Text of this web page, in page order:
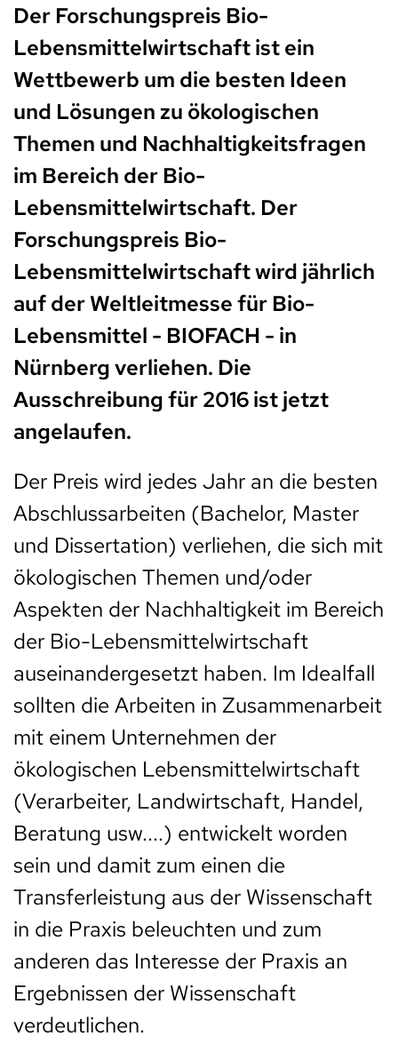
Der Forschungspreis Bio-
Lebensmittelwirtschaft ist ein
Wettbewerb um die besten Ideen
und Lösungen zu ökologischen
Themen und Nachhaltigkeitsfragen
im Bereich der Bio-
Lebensmittelwirtschaft. Der
Forschungspreis Bio-
Lebensmittelwirtschaft wird jährlich
auf der Weltleitmesse für Bio-
Lebensmittel - BIOFACH - in
Nürnberg verliehen. Die
Ausschreibung für 2016 ist jetzt
angelaufen.
Der Preis wird jedes Jahr an die besten
Abschlussarbeiten (Bachelor, Master
und Dissertation) verliehen, die sich mit
ökologischen Themen und/oder
Aspekten der Nachhaltigkeit im Bereich
der Bio-Lebensmittelwirtschaft
auseinandergesetzt haben. Im Idealfall
sollten die Arbeiten in Zusammenarbeit
mit einem Unternehmen der
ökologischen Lebensmittelwirtschaft
(Verarbeiter, Landwirtschaft, Handel,
Beratung usw....) entwickelt worden
sein und damit zum einen die
Transferleistung aus der Wissenschaft
in die Praxis beleuchten und zum
anderen das Interesse der Praxis an
Ergebnissen der Wissenschaft
verdeutlichen.